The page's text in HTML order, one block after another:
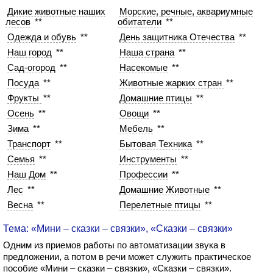
Дикие животные наших
лесов **
Морские, речные, аквариумные
обитатели **
Одежда и обувь ** День защитника Отечества **
Наш город ** Наша страна **
Сад-огород ** Насекомые **
Посуда ** Животные жарких стран **
Фрукты ** Домашние птицы **
Осень ** Овощи **
Зима ** Мебель **
Транспорт ** Бытовая Техника **
Семья ** Инструменты **
Наш Дом ** Профессии **
Лес ** Домашние Животные **
Весна ** Перелетные птицы **
Тема: «Мини – сказки – связки», «Сказки – связки»
Одним из приемов работы по автоматизации звука в
предложении, а потом в речи может служить практическое
пособие «Мини – сказки – связки», «Сказки – связки».